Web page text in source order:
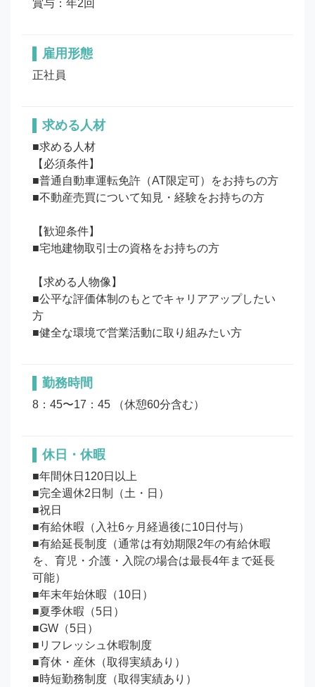
賞与：年2回
雇用形態
正社員
求める人材
■求める人材
【必須条件】
■普通自動車運転免許（AT限定可）をお持ちの方
■不動産売買について知見・経験をお持ちの方
【歓迎条件】
■宅地建物取引士の資格をお持ちの方
【求める人物像】
■公平な評価体制のもとでキャリアアップしたい
方
勤務時間
8：45〜17：45 （休憩60分含む）
休日・休暇
■年間休日120日以上
■完全週休2日制（土・日）
■祝日
■有給休暇（入社6ヶ月経過後に10日付与）
■有給延長制度（通常は有効期限2年の有給休暇
を、育児・介護・入院の場合は最長4年まで延長
可能）
■年末年始休暇（10日）
■夏季休暇（5日）
■GW（5日）
■リフレッシュ休暇制度
■育休・産休（取得実績あり）